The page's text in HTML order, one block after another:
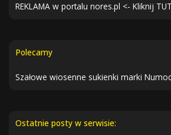
REKLAMA w portalu nores.pl <- Kliknij
Polecamy
Szałowe wiosenne sukienki marki
Ostatnie posty w serwisie: